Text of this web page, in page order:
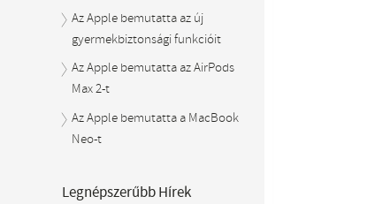
Az Apple bemutatta az új
gyermekbiztonsági funkcióit
Az Apple bemutatta az AirPods
Max 2-t
Az Apple bemutatta a MacBook
Neo-t
Legnépszerűbb Hírek